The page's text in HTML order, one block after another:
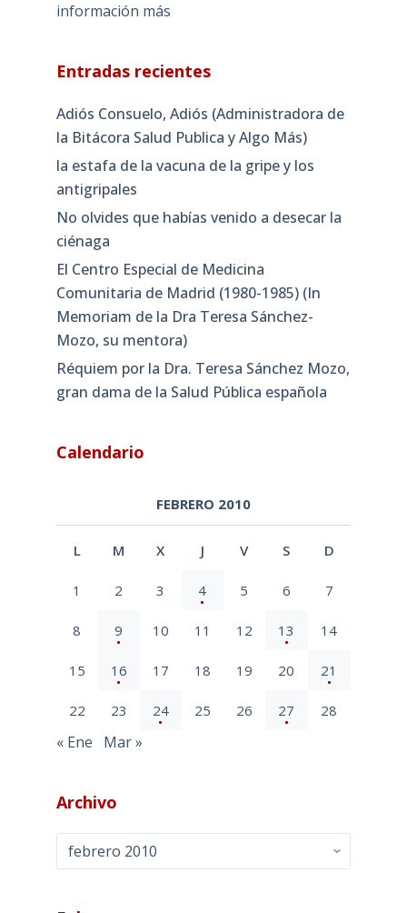
información más
Entradas recientes
Adiós Consuelo, Adiós (Administradora de
la Bitácora Salud Publica y Algo Más)
la estafa de la vacuna de la gripe y los
antigripales
No olvides que habías venido a desecar la
ciénaga
El Centro Especial de Medicina
Comunitaria de Madrid (1980-1985) (In
Memoriam de la Dra Teresa Sánchez-
Mozo, su mentora)
Réquiem por la Dra. Teresa Sánchez Mozo,
gran dama de la Salud Pública española
Calendario
FEBRERO 2010
L M X J V S D
1 2 3 4 5 6 7
8 9 10 11 12 13 14
15 16 17 18 19 20 21
22 23 24 25 26 27 28
« Ene Mar »
Archivo
Archivo